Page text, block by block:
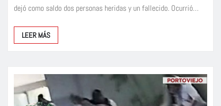
dejó como saldo dos personas heridas y un fallecido. Ocurrió…
LEER MÁS